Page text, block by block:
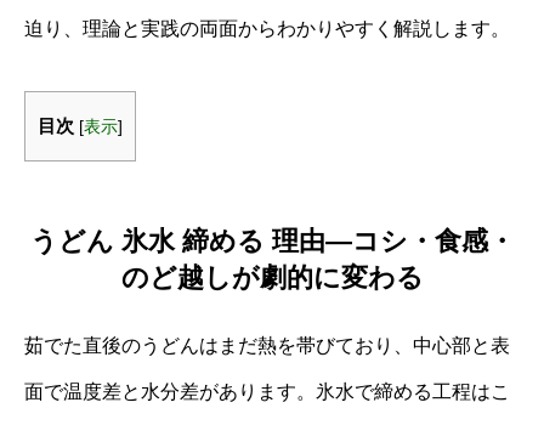
迫り、理論と実践の両面からわかりやすく解説します。
目次 [表示]
うどん 氷水 締める 理由―コシ・食感・
のど越しが劇的に変わる
茹でた直後のうどんはまだ熱を帯びており、中心部と表
面で温度差と水分差があります。氷水で締める工程はこ